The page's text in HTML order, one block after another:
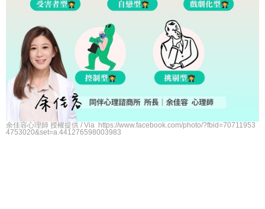
余佳容心理師 授權提供 / Via https://www.facebook.com/photo/?fbid=70711953
4753020&set=a.441276598003983